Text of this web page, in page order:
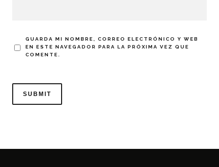
GUARDA MI NOMBRE, CORREO ELECTRÓNICO Y WEB
EN ESTE NAVEGADOR PARA LA PRÓXIMA VEZ QUE
COMENTE.